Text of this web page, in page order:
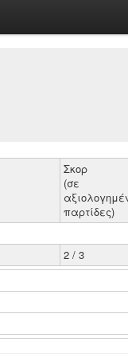
Σκορ
(σε
παρτίδες)
2 / 3